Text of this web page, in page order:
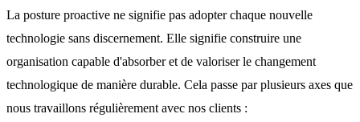
La posture proactive ne signifie pas adopter chaque nouvelle
technologie sans discernement. Elle signifie construire une
organisation capable d'absorber et de valoriser le changement
technologique de manière durable. Cela passe par plusieurs axes que
nous travaillons régulièrement avec nos clients :